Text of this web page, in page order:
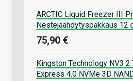
ARCTIC Liquid Freezer III
Nestejäähdytyspakkaus 12
75,90 €
Kingston Technology NV3 2
Express 4.0 NVMe 3D